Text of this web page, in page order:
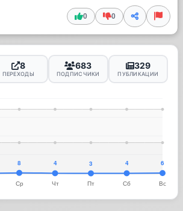
0 0
8
ПЕРЕХОДЫ
683
ПОДПИСЧИКИ
329
ПУБЛИКАЦИИ